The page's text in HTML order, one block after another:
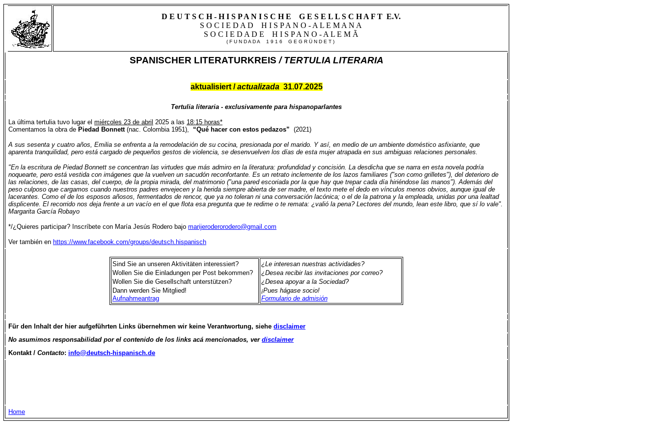
D E U T S C H - H I S P A N I S C H E G E S E L LS C H A F T E.V.
S O C I E D A D H I S P A N O - A L E M A N A
S O C I E D A D E H I S P A N O - A L E M Ã
( F U N D A D A 1 9 1 6 G E G R Ü N D E T )
SPANISCHER LITERATURKREIS / TERTULIA LITERARIA
aktualisiert /actualizada31.07.2025
Tertulia literaria - exclusivamente para hispanoparlantes
La última tertulia tuvo lugar el miércoles 23 de abril 2025 a las 18:15 horas*
Comentamos la obra de Piedad Bonnett (nac. Colombia 1951), “Qué hacer con estos pedazos” (2021)
A sus sesenta y cuatro años, Emilia se enfrenta a la remodelación de su cocina, presionada por el marido. Y así, en medio de un ambiente doméstico asfixiante, que
aparenta tranquilidad, pero está cargado de pequeños gestos de violencia, se desenvuelven los días de esta mujer atrapada en sus ambiguas relaciones personales.
"En la escritura de Piedad Bonnett se concentran las virtudes que más admiro en la literatura: profundidad y concisión. La desdicha que se narra en esta novela podría
noquearte, pero está vestida con imágenes que la vuelven un sacudón reconfortante. Es un retrato inclemente de los lazos familiares ("son como grilletes"), del deterioro de
las relaciones, de las casas, del cuerpo, de la propia mirada, del matrimonio ("una pared escoriada por la que hay que trepar cada día hiriéndose las manos"). Además del
peso culposo que cargamos cuando nuestros padres envejecen y la herida siempre abierta de ser madre, el texto mete el dedo en vínculos menos obvios, aunque igual de
lacerantes. Como el de los esposos añosos, fermentados de rencor, que ya no toleran ni una conversación lacónica; o el de la patrona y la empleada, unidas por una lealtad
displicente. El recorrido nos deja frente a un vacío en el que flota esa pregunta que te redime o te remata: ¿valió la pena? Lectores del mundo, lean este libro, que sí lo vale".
Margarita García Robayo
*/¿Quieres participar? Inscríbete con María Jesús Rodero bajo marijeroderorodero@gmail.com
Ver también en https://www.facebook.com/groups/deutsch.hispanisch
Sind Sie an unseren Aktivitäten interessiert?
Wollen Sie die Einladungen per Post bekommen?
Wollen Sie die Gesellschaft unterstützen?
Dann werden Sie Mitglied!
Aufnahmeantrag
¿Le interesan nuestras actividades?
¿Desea recibir las invitaciones por correo?
¿Desea apoyar a la Sociedad?
¡Pues hágase socio!
Formulario de admisión
Für den Inhalt der hier aufgeführten Links übernehmen wir keine Verantwortung, siehe disclaimer
No asumimos responsabilidad por el contenido de los links acá mencionados, ver disclaimer
Kontakt/ Contacto: info@deutsch-hispanisch.de
Home